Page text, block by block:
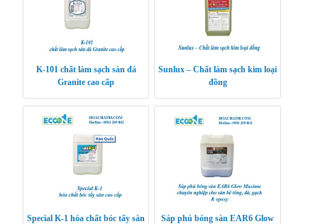
K-101 chất làm sạch sàn đá
Granite cao cấp
Sunlux – Chất làm sạch kim loại
đồng
Special K-1 hóa chất bóc tẩy sàn
Sáp phủ bóng sàn EAR6 Glow